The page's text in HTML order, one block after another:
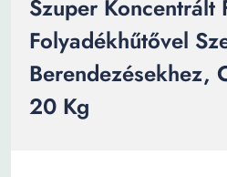
Szuper Koncentrált
Folyadékhűtővel
Berendezésekhez,
20 Kg